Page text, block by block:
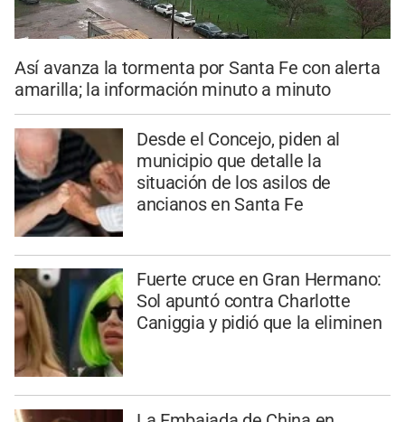
Así avanza la tormenta por Santa Fe con alerta
amarilla; la información minuto a minuto
Desde el Concejo, piden al
municipio que detalle la
situación de los asilos de
ancianos en Santa Fe
Fuerte cruce en Gran Hermano:
Sol apuntó contra Charlotte
Caniggia y pidió que la eliminen